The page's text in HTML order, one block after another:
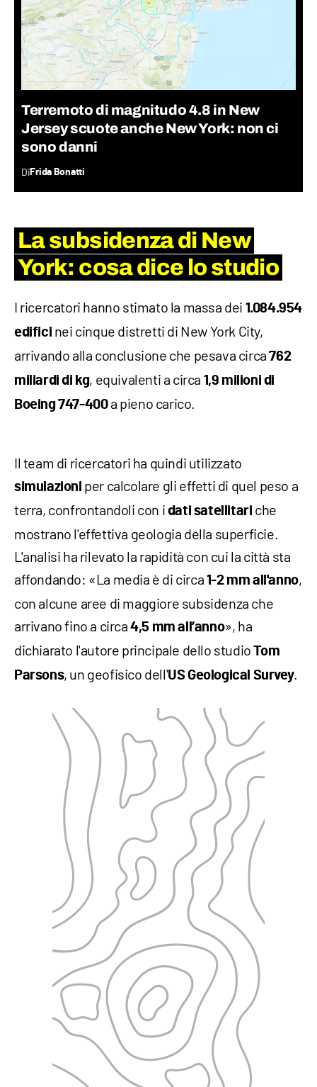
Terremoto di magnitudo 4.8 in New
Jersey scuote anche New York: non ci
sono danni
DiFrida Bonatti
La subsidenza di New
York: cosa dice lo studio
I ricercatori hanno stimato la massa dei 1.084.954
edifici nei cinque distretti di New York City,
arrivando alla conclusione che pesava circa762
miliardi di kg, equivalenti a circa 1,9 milioni di
Boeing 747-400a pieno carico.
Il team di ricercatori ha quindi utilizzato
simulazioni per calcolare gli effetti di quel peso a
terra, confrontandoli con i dati satellitari che
mostrano l'effettiva geologia della superficie.
L'analisi ha rilevato la rapidità con cui la città sta
affondando: «La media è di circa 1-2 mm all'anno,
con alcune aree di maggiore subsidenza che
arrivano fino a circa4,5 mm all’anno», ha
dichiarato l'autore principale dello studioTom
Parsons, un geofisico dell'US Geological Survey.